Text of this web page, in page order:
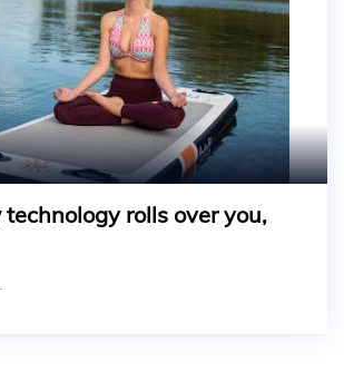
technology rolls over you,